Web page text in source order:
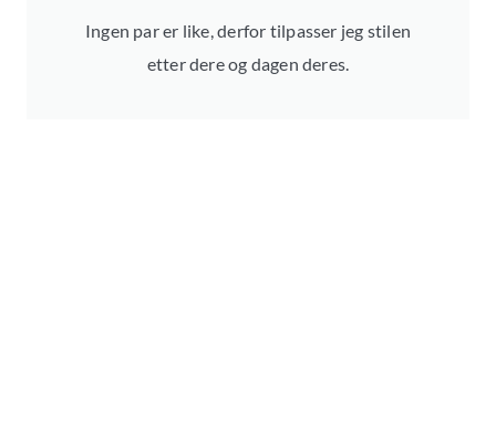
Ingen par er like, derfor tilpasser jeg stilen
etter dere og dagen deres.